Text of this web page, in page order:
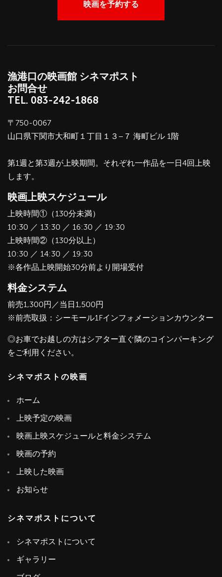
映画を予約する
漁港口の映画館 シネマポスト
お問合せ
TEL. 083-242-1868
〒750-0067
山口県下関市大和町１丁目１３−７ 海町ビル 1階
第1週と第3週が上映期間。それぞれ一作品を一日4回上映
します。
映画上映スケジュール
上映時間①（130分未満）
10:30 ／ 13:30 ／ 16:30 ／ 19:30
上映時間②（130分以上）
10:30 ／ 14:30 ／ 19:30
※各作品上映開始30分前より開場受付
料金システム
前売1,300円／当日1,500円
※前売取扱：シーモール1Fインフォメーションカウンター
◎お車でお越しの方はシアター直ぐ隣のコインパーキング
をご利用ください。
シネマポストの映画
ホーム
上映予定の映画
映画上映スケジュールと料金システム
映画の予約
上映した映画
お知らせ
シネマポストについて
シネマポストについて
ギャラリー